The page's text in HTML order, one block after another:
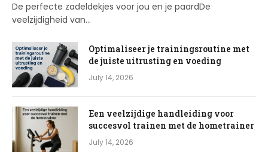
De perfecte zadeldekjes voor jou en je paardDe
veelzijdigheid van…
Optimaliseer je trainingsroutine met
de juiste uitrusting en voeding
July 14, 2026
Een veelzijdige handleiding voor
succesvol trainen met de hometrainer
July 14, 2026